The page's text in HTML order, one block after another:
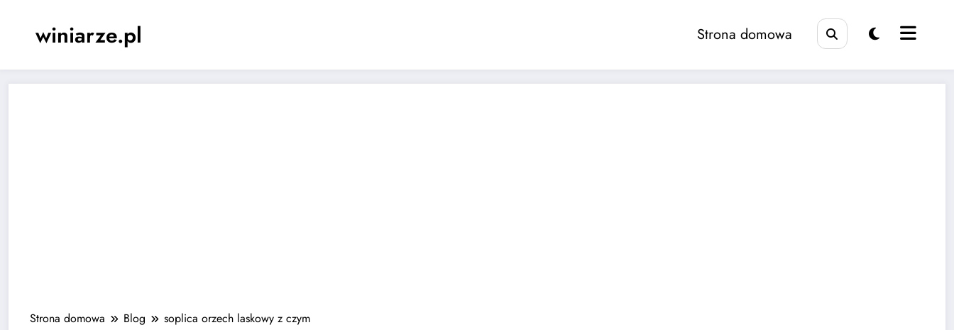
winiarze.pl Strona domowa
Strona domowa Blog soplica orzech laskowy z czym